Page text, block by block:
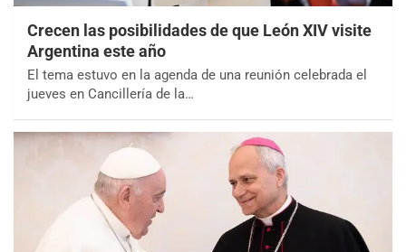
Crecen las posibilidades de que León XIV visite
Argentina este año
El tema estuvo en la agenda de una reunión celebrada el
jueves en Cancillería de la…